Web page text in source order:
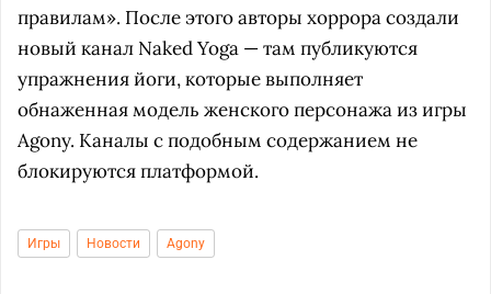
правилам». После этого авторы хоррора создали
новый канал Naked Yoga — там публикуются
упражнения йоги, которые выполняет
обнаженная модель женского персонажа из игры
Agony. Каналы с подобным содержанием не
блокируются платформой.
Игры Новости Agony